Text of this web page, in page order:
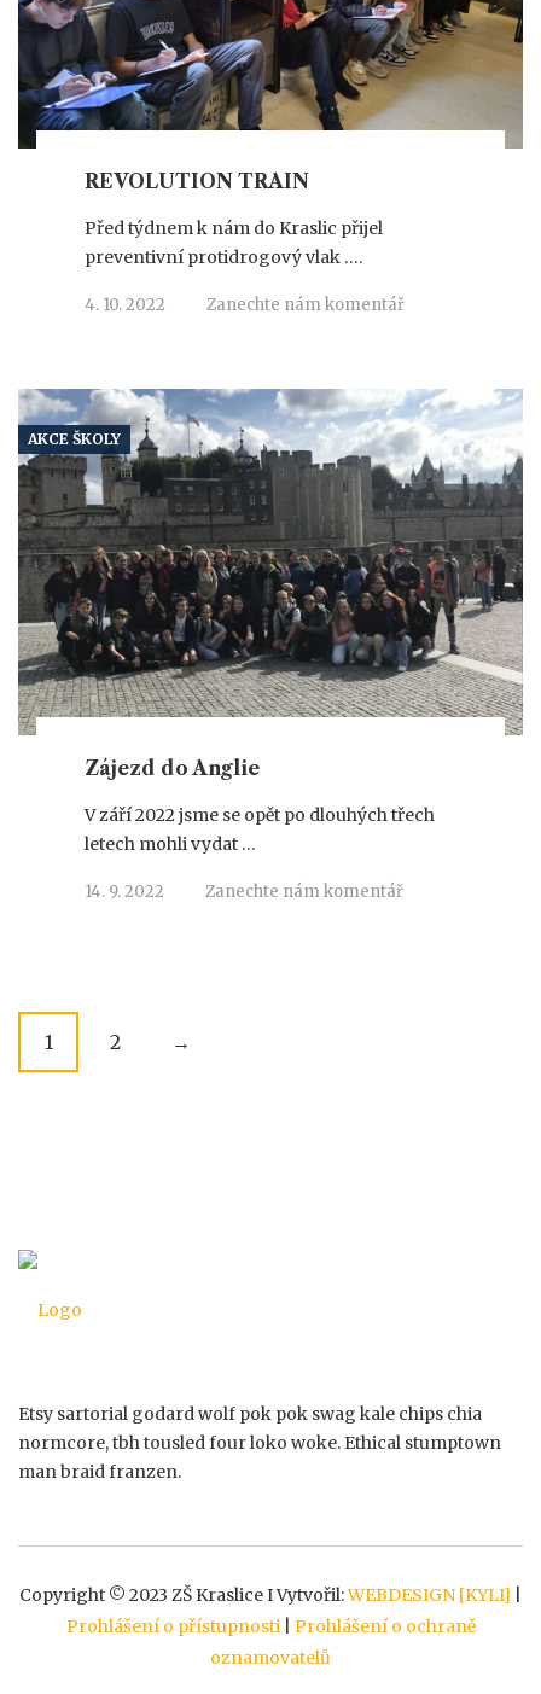
REVOLUTION TRAIN
Před týdnem k nám do Kraslic přijel
preventivní protidrogový vlak ….
4. 10. 2022 Zanechte nám komentář
AKCE ŠKOLY
Zájezd do Anglie
V září 2022 jsme se opět po dlouhých třech
letech mohli vydat …
14. 9. 2022 Zanechte nám komentář
P
t
n
a
v
1 2 →
Etsy sartorial godard wolf pok pok swag kale chips chia
normcore, tbh tousled four loko woke. Ethical stumptown
man braid franzen.
Copyright © 2023 ZŠ Kraslice I Vytvořil:WEBDESIGN [KYLI]
Prohlášení o přístupnosti| Prohlášení o ochraně
oznamovatelů